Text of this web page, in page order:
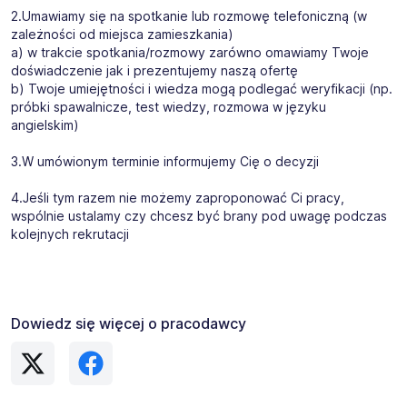
2.Umawiamy się na spotkanie lub rozmowę telefoniczną (w
zależności od miejsca zamieszkania)
a) w trakcie spotkania/rozmowy zarówno omawiamy Twoje
doświadczenie jak i prezentujemy naszą ofertę
b) Twoje umiejętności i wiedza mogą podlegać weryfikacji (np.
próbki spawalnicze, test wiedzy, rozmowa w języku
angielskim)
3.W umówionym terminie informujemy Cię o decyzji
4.Jeśli tym razem nie możemy zaproponować Ci pracy,
wspólnie ustalamy czy chcesz być brany pod uwagę podczas
kolejnych rekrutacji
Dowiedz się więcej o pracodawcy